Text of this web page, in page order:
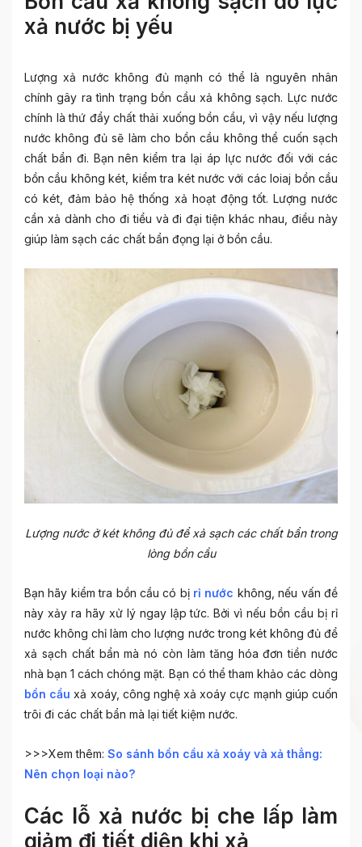
xả nước bị yếu
Lượng xả nước không đủ mạnh có thể là nguyên nhân
chính gây ra tình trạngbồn cầu xả không sạch. Lực nước
chính là thứ đẩy chất thải xuống bồn cầu, vì vậy nếu lượng
nước không đủ sẽ làm cho bồn cầu không thể cuốn sạch
chất bẩn đi. Bạn nên kiểm tra lại áp lực nước đối với các
bồn cầu không két, kiểm tra két nước với các loiaj bồn cầu
có két, đảm bảo hệ thống xả hoạt động tốt. Lượng nước
cần xả dành cho đi tiểu và đi đại tiện khác nhau, điều này
giúp làm sạch các chất bẩn đọng lại ở bồn cầu.
Lượng nước ở két không đủ để xả sạch các chất bẩn trong
lòng bồn cầu
Bạn hãy kiểm tra bồn cầu có bị rỉ nước không, nếu vấn đề
này xảy ra hãy xử lý ngay lập tức. Bởi vì nếu bồn cầu bị rỉ
nước không chỉ làm cho lượng nước trong két không đủ để
xả sạch chất bẩn mà nó còn làm tăng hóa đơn tiền nước
nhà bạn 1 cách chóng mặt. Bạn có thể tham khảo các dòng
bồn cầu xả xoáy, công nghệ xả xoáy cực mạnh giúp cuốn
trôi đi các chất bẩn mà lại tiết kiệm nước.
>>>Xem thêm: So sánh bồn cầu xả xoáy và xả thẳng:
Nên chọn loại nào?
Các lỗ xả nước bị che lấp làm
giảm đi tiết diện khi xả